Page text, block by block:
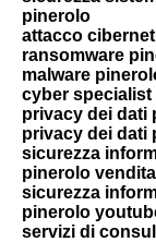
pinerolo
attacco
ransomware
malware
cyber
privacy dei dati
privacy dei dati
sicurezza
pinerolo vendita
sicurezza
pinerolo
servizi di